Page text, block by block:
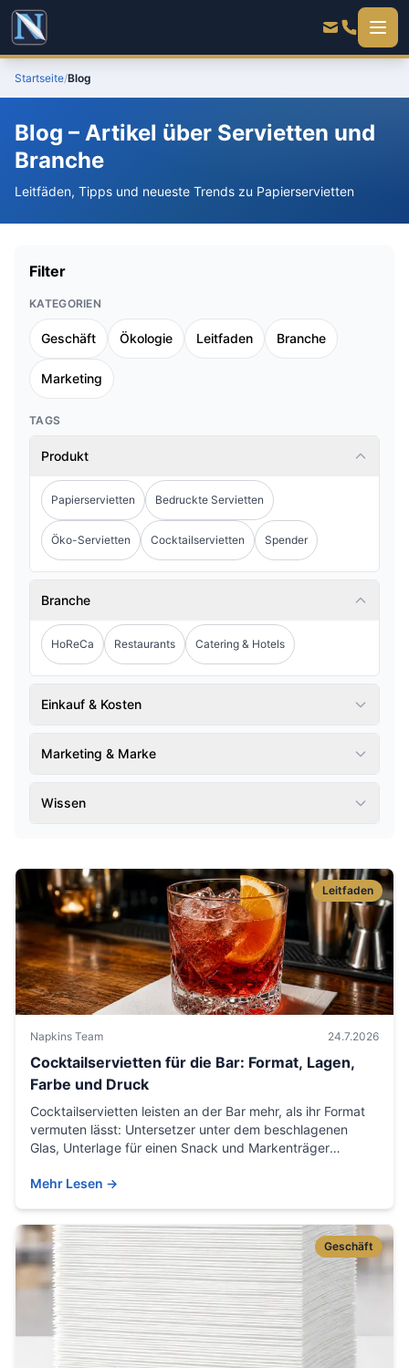
Startseite/Blog
Blog – Artikel über Servietten und
Branche
Leitfäden, Tipps und neueste Trends zu Papierservietten
Filter
KATEGORIEN
Geschäft Ökologie Leitfaden Branche
Marketing
TAGS
Produkt
Papierservietten Bedruckte Servietten
Öko-Servietten Cocktailservietten Spender
Branche
HoReCa Restaurants Catering & Hotels
Einkauf & Kosten
Marketing & Marke
Wissen
Leitfaden
Napkins Team 24.7.2026
Cocktailservietten für die Bar: Format, Lagen,
Farbe und Druck
Cocktailservietten leisten an der Bar mehr, als ihr Format
vermuten lässt: Untersetzer unter dem beschlagenen
Glas, Unterlage für einen Snack und Markenträger
cm, Lagen und Flächengewicht, Faltung, Farbe und Druck
Mehr Lesen →
Geschäft